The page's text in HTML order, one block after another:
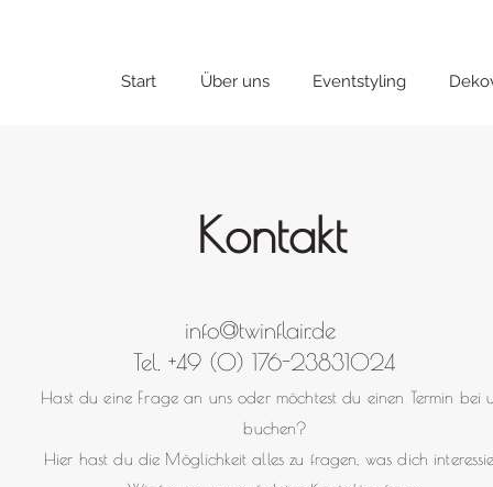
Start Über uns Eventstyling
Kontakt
info@twinflair.de
Tel. +49 (0) 176-23831024
Hast du eine Frage an uns oder möchtest du einen Termin bei
buchen?
Hier hast du die Möglichkeit alles zu fragen, was dich